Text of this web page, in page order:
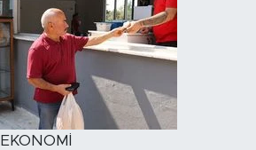
EKONOMİ